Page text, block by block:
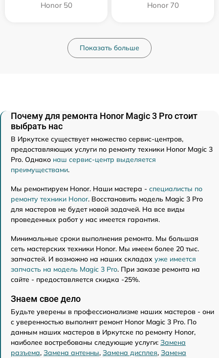
Honor 50 Honor 70
Показать больше
Почему для ремонта Honor Magic 3 Pro стоит
выбрать нас
В Иркутске существует множество сервис-центров,
предоставляющих услуги по ремонту техники Honor Magic 3
Pro. Однако наш сервис-центр выделяется
преимуществами.
Мы ремонтируем Honor. Наши мастера - специалисты по
ремонту техники Honor. Восстановить модель Magic 3 Pro
для мастеров не будет новой задачей. На все виды
проведенных работ у нас имеется гарантия.
Минимальные сроки выполнения ремонта. Мы большая
сеть мастерских техники Honor. Мы имеем более 20 тыс.
запчастей. И возможно на наших складах уже имеется
запчасть на модель Magic 3 Pro. При заказе ремонта на
сайте - предоставляется скидка -25%.
Знаем свое дело
Будьте уверены в профессионализме наших мастеров - они
с уверенностью выполнят ремонт Honor Magic 3 Pro. По
данным наших мастеров в Иркутске по ремонту Honor,
наиболее востребованы следующие услуги: Замена
разъема, Замена антенны, Замена дисплея, Замена